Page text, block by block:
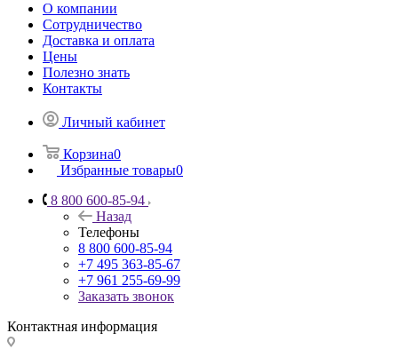
О компании
Сотрудничество
Доставка и оплата
Цены
Полезно знать
Контакты
Личный кабинет
Корзина0
Избранные товары0
8 800 600-85-94
Назад
Телефоны
8 800 600-85-94
+7 495 363-85-67
+7 961 255-69-99
Заказать звонок
Контактная информация